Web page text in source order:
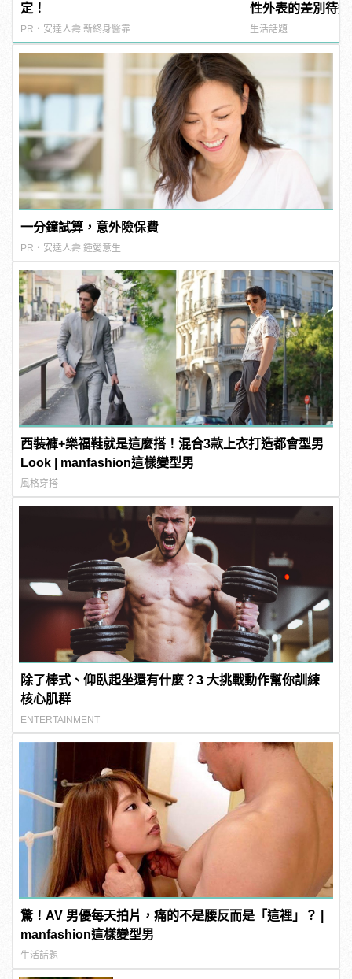
定！
PR・安達人壽 新終身醫靠
性外表的差別待
生活話題
一分鐘試算，意外險保費
PR・安達人壽 鍾愛意生
西裝褲+樂福鞋就是這麼搭！混合3款上衣打造都會型男
Look | manfashion這樣變型男
風格穿搭
除了棒式、仰臥起坐還有什麼？3 大挑戰動作幫你訓練
核心肌群
ENTERTAINMENT
驚！AV 男優每天拍片，痛的不是腰反而是「這裡」？ |
manfashion這樣變型男
生活話題